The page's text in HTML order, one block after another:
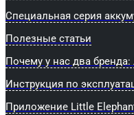
Специальная серия
Полезные статьи
Почему у нас два
Инструкция по
Приложение Little